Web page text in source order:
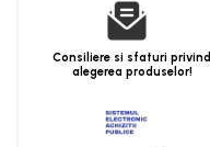
Consiliere si sfaturi privind
alegerea produselor!